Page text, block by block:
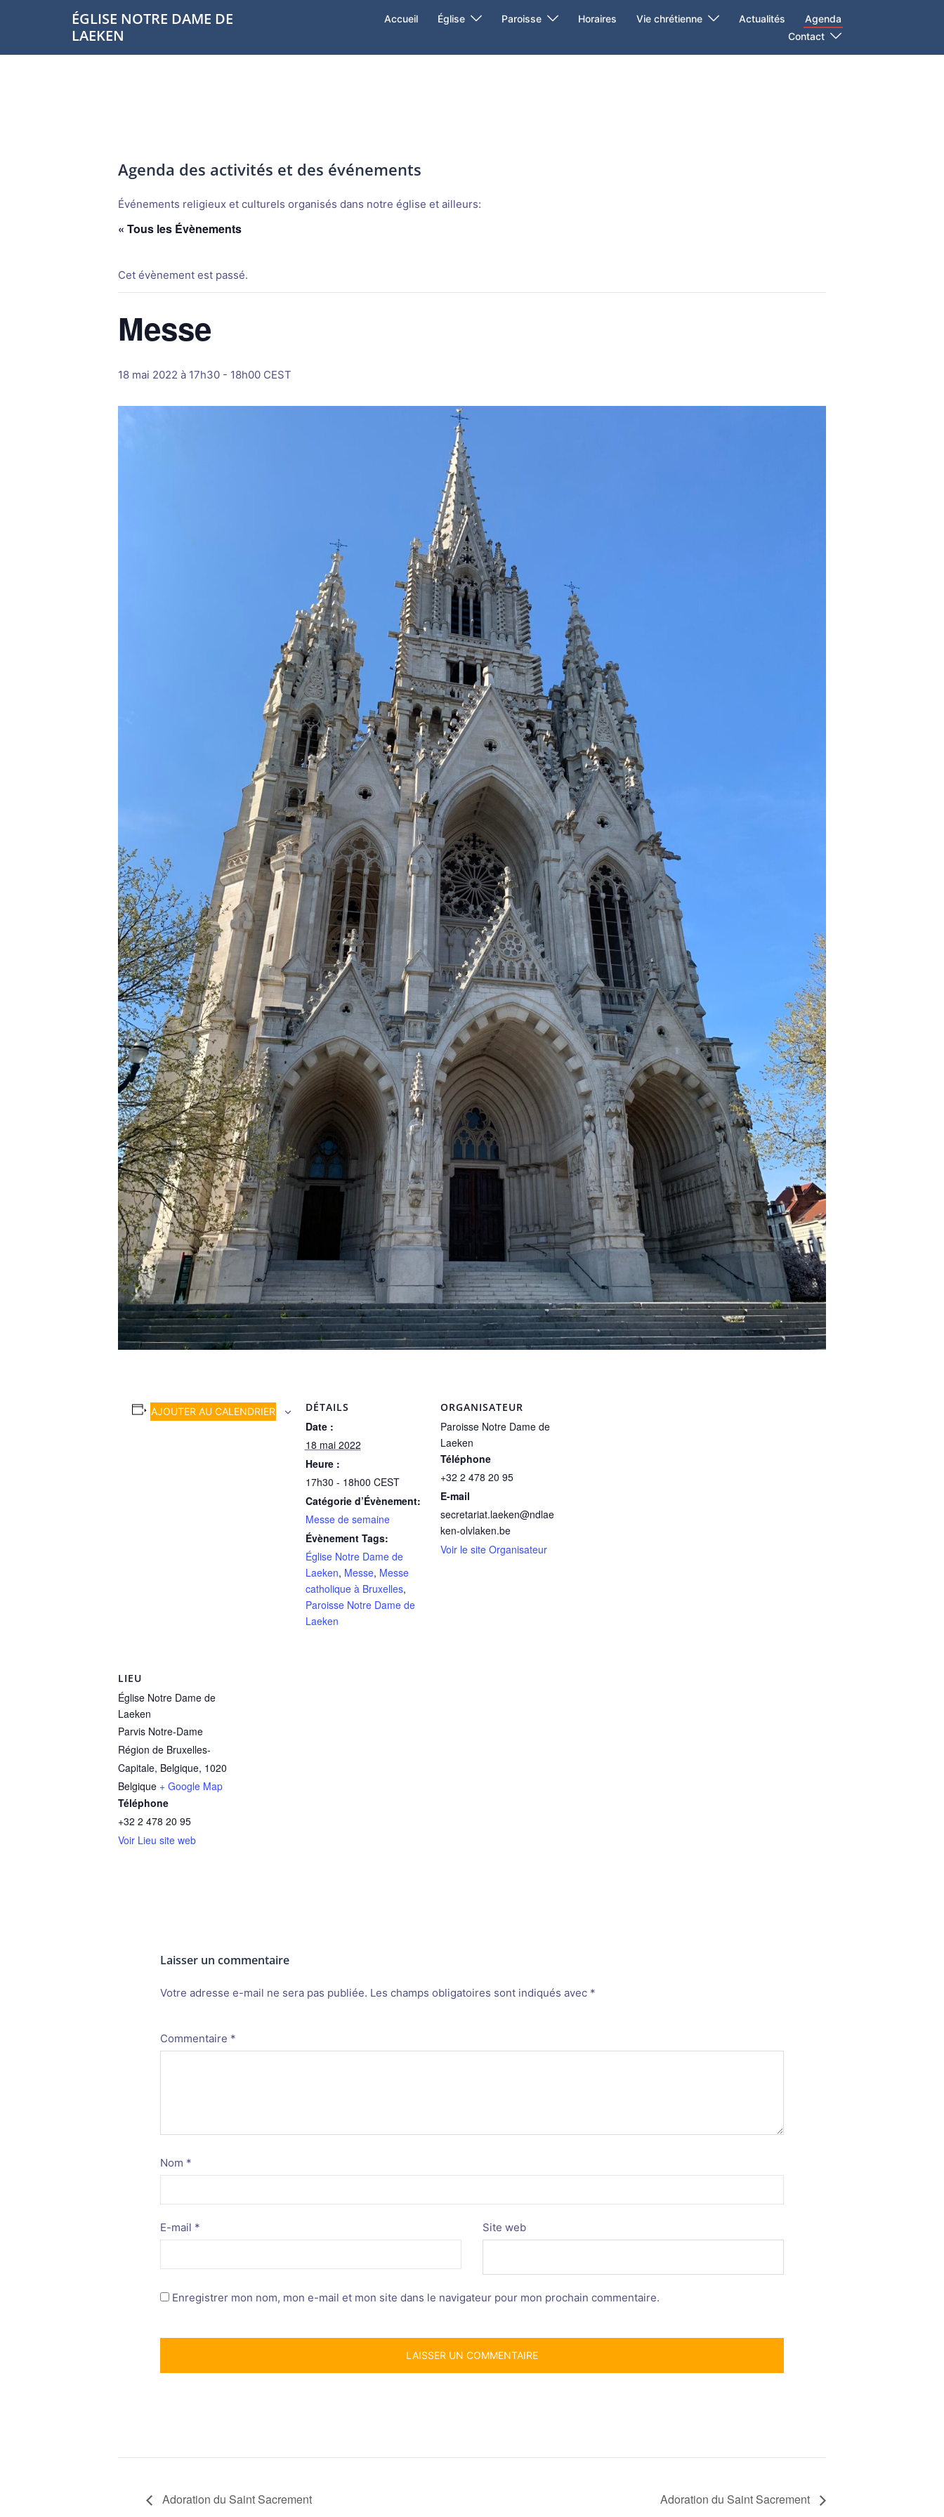
ÉGLISE NOTRE DAME DE
LAEKEN
Accueil Église Paroisse Horaires Vie chrétienne Actualités
Agenda
Contact
Agenda des activités et des événements
Événements religieux et culturels organisés dans notre église et ailleurs:
« Tous les Évènements
Cet évènement est passé.
Messe
18 mai 2022 à 17h30 - 18h00 CEST
AJOUTER AU CALENDRIER DÉTAILS
Date :
18 mai 2022
Heure :
17h30 - 18h00 CEST
Catégorie d’Évènement:
Messe de semaine
Évènement Tags:
Église Notre Dame de
Laeken, Messe, Messe
catholique à Bruxelles,
Paroisse Notre Dame de
Laeken
ORGANISATEUR
Paroisse Notre Dame de
Laeken
Téléphone
+32 2 478 20 95
E-mail
secretariat.laeken@ndlae
ken-olvlaken.be
Voir le site Organisateur
LIEU
Église Notre Dame de
Laeken
Parvis Notre-Dame
Région de Bruxelles-
Capitale, Belgique, 1020
Belgique + Google Map
Téléphone
+32 2 478 20 95
Voir Lieu site web
Laisser un commentaire
Votre adresse e-mail ne sera pas publiée. Les champs obligatoires sont indiqués avec *
Commentaire *
Nom *
E-mail * Site web
Enregistrer mon nom, mon e-mail et mon site dans le navigateur pour mon prochain commentaire.
Alternative:
Adoration du Saint Sacrement Adoration du Saint Sacrement